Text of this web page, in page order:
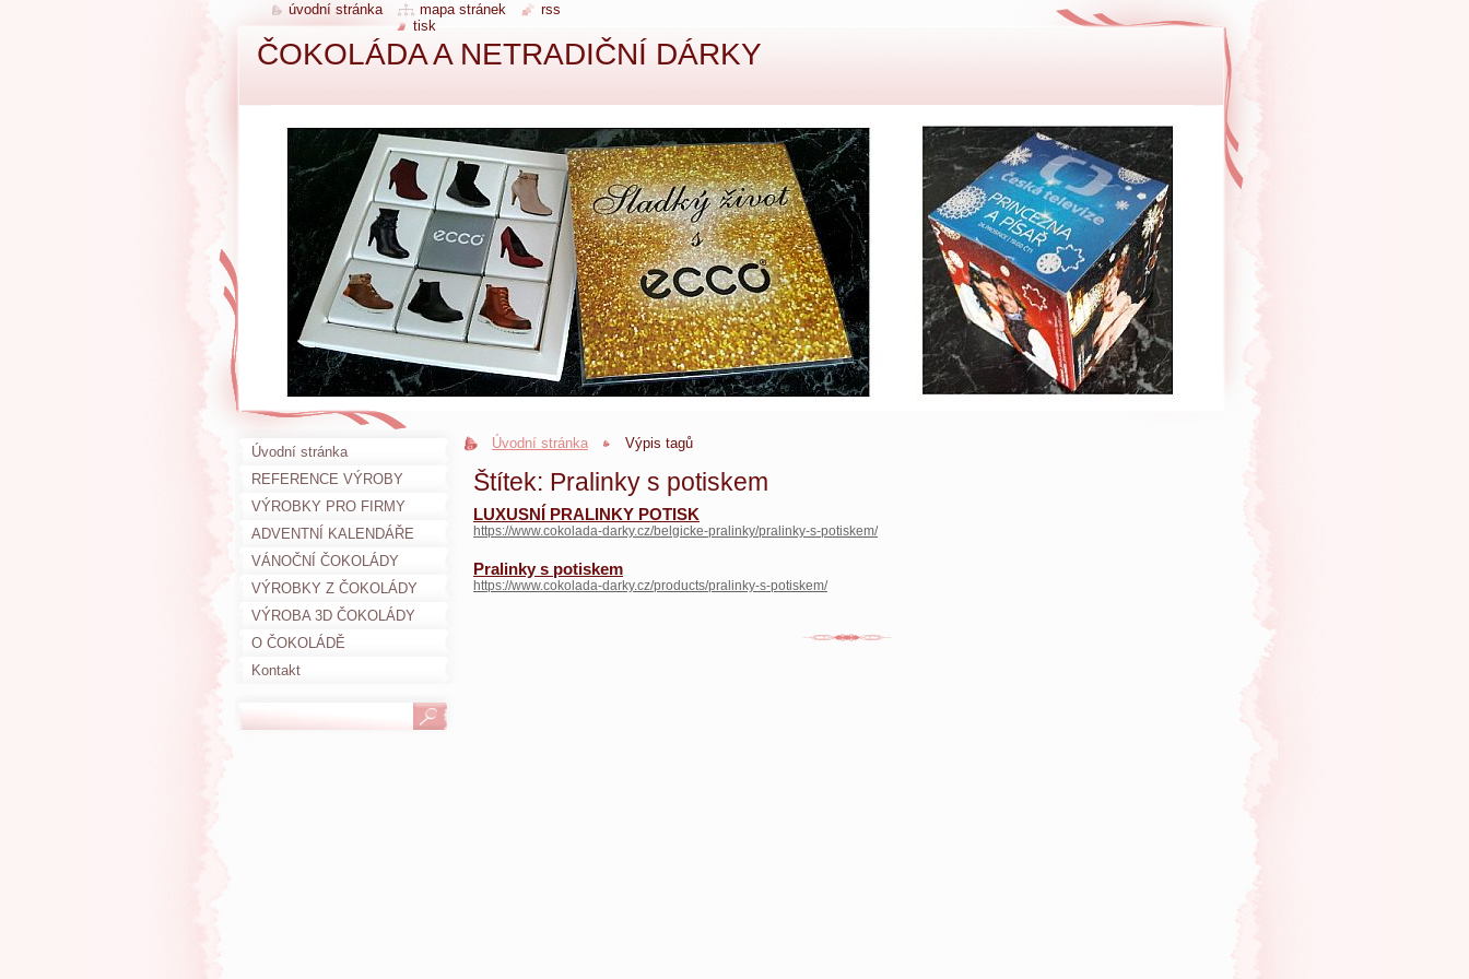
ČOKOLÁDA A NETRADIČNÍ DÁRKY
Úvodní stránka Výpis tagů
Štítek: Pralinky s potiskem
LUXUSNÍ PRALINKY POTISK
https://www.cokolada-darky.cz/belgicke-pralinky/pralinky-s-potiskem/
Pralinky s potiskem
https://www.cokolada-darky.cz/products/pralinky-s-potiskem/
Úvodní stránka
REFERENCE VÝROBY
VÝROBKY PRO FIRMY
ADVENTNÍ KALENDÁŘE
VÁNOČNÍ ČOKOLÁDY
VÝROBKY Z ČOKOLÁDY
VÝROBA 3D ČOKOLÁDY
O ČOKOLÁDĚ
Kontakt
úvodní stránka mapa stránek
rss
tisk